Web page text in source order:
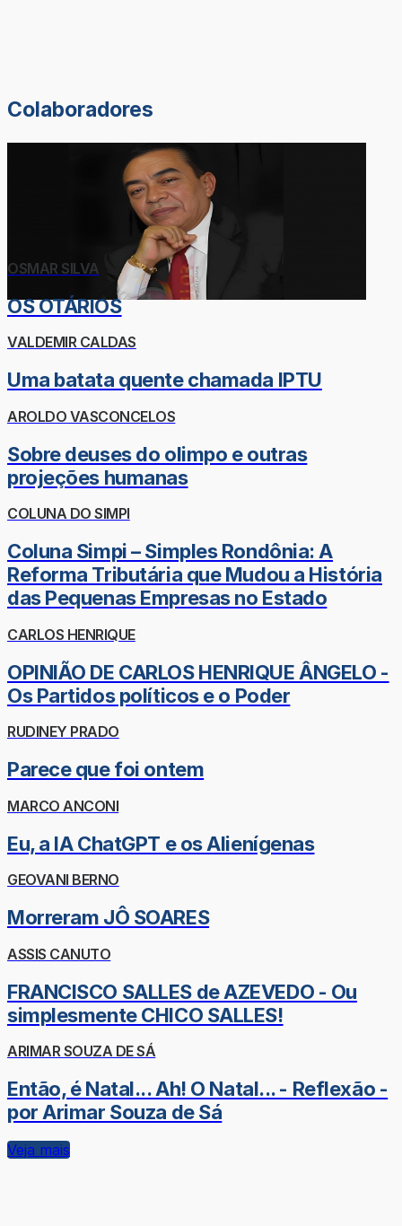
Colaboradores
OSMAR SILVA
OS OTÁRIOS
VALDEMIR CALDAS
Uma batata quente chamada IPTU
AROLDO VASCONCELOS
Sobre deuses do olimpo e outras
projeções humanas
COLUNA DO SIMPI
Coluna Simpi – Simples Rondônia: A
Reforma Tributária que Mudou a História
das Pequenas Empresas no Estado
CARLOS HENRIQUE
OPINIÃO DE CARLOS HENRIQUE ÂNGELO -
Os Partidos políticos e o Poder
RUDINEY PRADO
Parece que foi ontem
MARCO ANCONI
Eu, a IA ChatGPT e os Alienígenas
GEOVANI BERNO
Morreram JÔ SOARES
ASSIS CANUTO
FRANCISCO SALLES de AZEVEDO - Ou
simplesmente CHICO SALLES!
ARIMAR SOUZA DE SÁ
Então, é Natal... Ah! O Natal... - Reflexão -
por Arimar Souza de Sá
Veja mais